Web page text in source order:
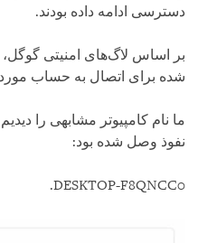
دسترسی ادامه داده بودند.
بر اساس لاگ‌های امنیتی
شده برای اتصال به حساب مورد
ما نام کامپیوتر مشابهی را
نفوذ وصل شده بود:
DESKTOP-F8QNCC0.